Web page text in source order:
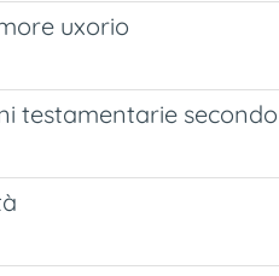
uxorio
testamentarie